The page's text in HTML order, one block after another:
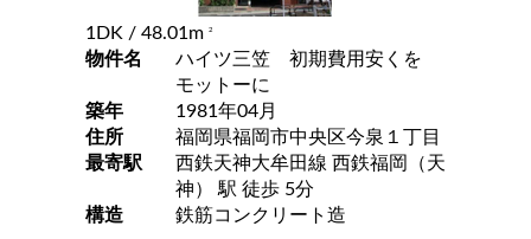
1DK / 48.01m 2
物件名
ハイツ三笠 初期費用安くを
モットーに
築年
1981年04月
住所
福岡県福岡市中央区今泉１丁目
最寄駅
西鉄天神大牟田線 西鉄福岡（天
神） 駅 徒歩 5分
構造
鉄筋コンクリート造